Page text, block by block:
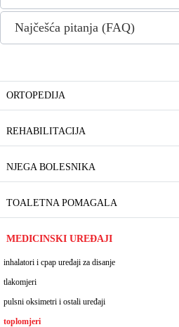
ORTOPEDIJA
REHABILITACIJA
NJEGA BOLESNIKA
TOALETNA POMAGALA
MEDICINSKI UREĐAJI
inhalatori i cpap uređaji za disanje
tlakomjeri
pulsni oksimetri i ostali uređaji
toplomjeri
Najčešća pitanja (FAQ)